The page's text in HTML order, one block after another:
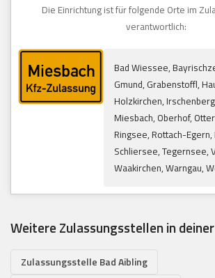
Die Einrichtung ist für folgende Orte im
verantwortlich:
Bad Wiessee,
Gmund, Grabenstoffl,
Holzkirchen,
Miesbach, Oberhof,
Ringsee, Rottach-
Schliersee, Tegernsee,
Waakirchen, Warngau,
Weitere Zulassungsstellen in
Zulassungsstelle Bad Aibling